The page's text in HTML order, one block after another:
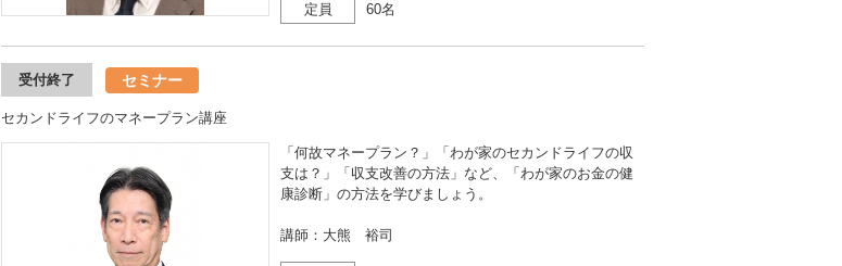
定員 60名
受付終了 セミナー
セカンドライフのマネープラン講座
「何故マネープラン？」「わが家のセカンドライフの収
支は？」「収支改善の方法」など、「わが家のお金の健
康診断」の方法を学びましょう。
講師：大熊 裕司